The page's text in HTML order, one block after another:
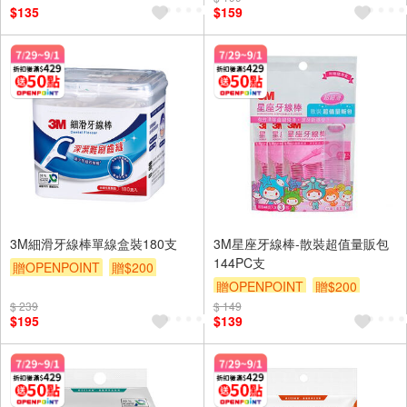
$135 $159
3M細滑牙線棒單線盒裝180支
贈OPENPOINT
贈$200
$ 239
$195
3M星座牙線棒-散裝超值量販包
144PC支
贈OPENPOINT
贈$200
$ 149
$139